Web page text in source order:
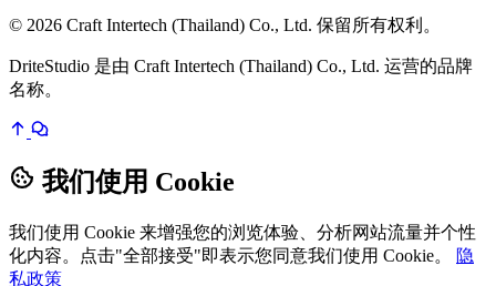
© 2026 Craft Intertech (Thailand) Co., Ltd. 保留所有权利。
DriteStudio 是由 Craft Intertech (Thailand) Co., Ltd. 运营的品牌
名称。
我们使用 Cookie
我们使用 Cookie 来增强您的浏览体验、分析网站流量并个性
化内容。点击"全部接受"即表示您同意我们使用 Cookie。
隐
私政策